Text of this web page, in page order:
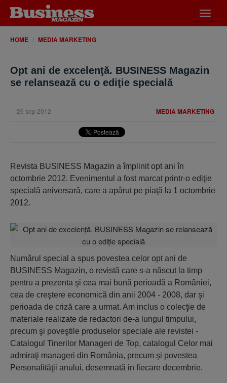
meniu
HOME MEDIA MARKETING
Opt ani de excelenţă. BUSINESS Magazin
se relansează cu o ediţie specială
MEDIA MARKETING
26 sep 2012
Revista BUSINESS Magazin a împlinit opt ani în
octombrie 2012. Evenimentul a fost marcat printr-o ediţie
specialǎ aniversarǎ, care a apǎrut pe piaţă la 1 octombrie
2012.
Numǎrul special a spus povestea celor opt ani de
BUSINESS Magazin, o revistă care s-a născut la timp
pentru a prezenta şi cea mai bună perioadă a României,
cea de creştere economică din anii 2004 - 2008, dar şi
perioada de criză care a urmat. Am inclus o colecţie de
materiale realizate de redactori de-a lungul timpului,
precum şi poveştile produselor speciale ale revistei -
Catalogul Tinerilor Manageri de Top, catalogul Celor mai
admiraţi manageri din România, precum şi povestea
Personalităţii anului, desemnată in fiecare decembrie.